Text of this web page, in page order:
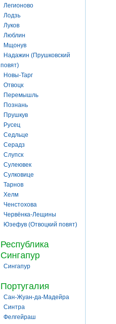
Легионово
Лодзь
Луков
Люблин
Мщонув
Надажин (Прушковский
повят)
Новы-Тарг
Отвоцк
Перемышль
Познань
Прушкув
Русец
Седльце
Серадз
Слупск
Сулеювек
Сулковице
Тарнов
Хелм
Ченстохова
Червёнка-Лещины
Юзефув (Отвоцкий повят)
Республика
Сингапур
Сингапур
Португалия
Сан-Жуан-да-Мадейра
Синтра
Фелгейраш